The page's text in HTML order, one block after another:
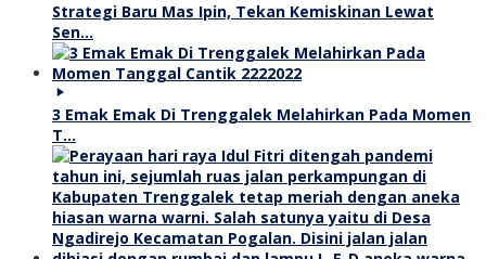
Strategi Baru Mas Ipin, Tekan Kemiskinan Lewat
Sen…
3 Emak Emak Di Trenggalek Melahirkan Pada Momen
T…